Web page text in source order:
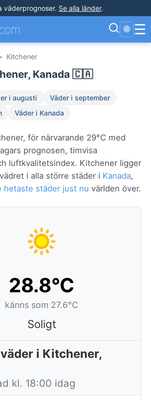
väderprognoser. Se alla länder.
🌐 ☰
Kitchener
Kanada 🇨🇦
i augusti
Väder i september
Väder i Kanada
för närvarande 29°C med
prognosen, timvisa
luftkvalitetsindex. Kitchener ligger
i alla större städer i Kanada,
hetaste städer just nu världen över.
28.8°C
känns som 27.6°C
Soligt
i Kitchener,
kl. 18:00 idag